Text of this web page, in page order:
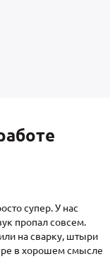
супер. У нас
пропал совсем.
на сварку, штыри
в хорошем смысле